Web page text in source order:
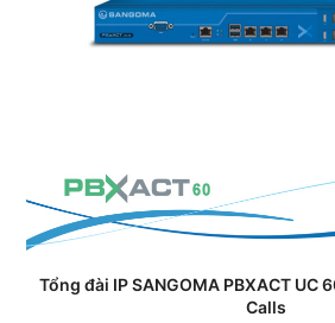
Tổng đài IP SANGOMA PBXACT UC
Calls